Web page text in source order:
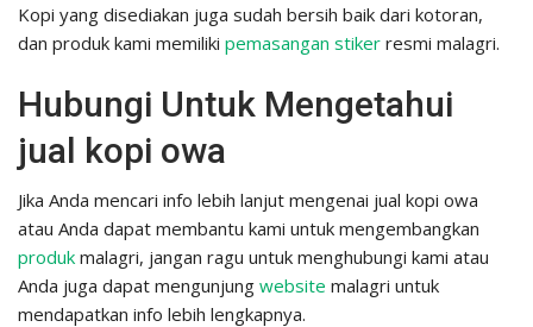
Kopi yang disediakan juga sudah bersih baik dari kotoran,
dan produk kami memiliki pemasangan stiker resmi malagri.
Hubungi Untuk Mengetahui
jual kopi owa
Jika Anda mencari info lebih lanjut mengenai jual kopi owa
atau Anda dapat membantu kami untuk mengembangkan
produk malagri, jangan ragu untuk menghubungi kami atau
Anda juga dapat mengunjung website malagri untuk
mendapatkan info lebih lengkapnya.